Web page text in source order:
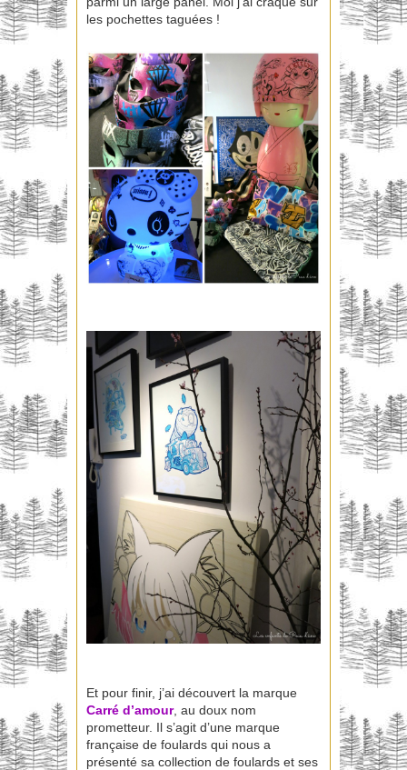
les pochettes taguées !
Et pour finir, j’ai découvert la marque
Carré d’amour, au doux nom
prometteur. Il s’agit d’une marque
française de foulards qui nous a
présenté sa collection de foulards et ses